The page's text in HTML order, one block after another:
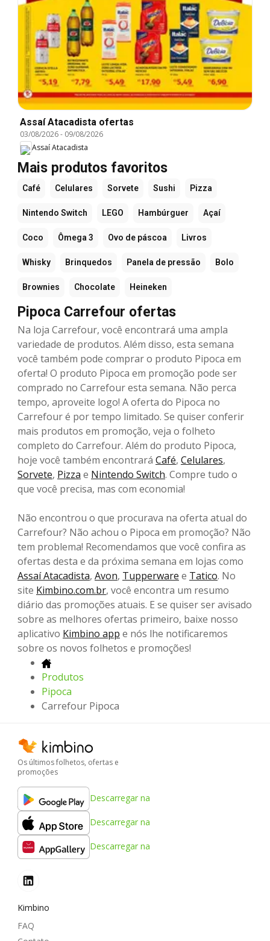
Assaí Atacadista ofertas
03/08/2026- 09/08/2026
Assaí Atacadista
Mais produtos favoritos
Café Celulares Sorvete Sushi Pizza
Nintendo Switch LEGO Hambúrguer Açaí
Coco Ômega 3 Ovo de páscoa Livros
Whisky Brinquedos Panela de pressão Bolo
Brownies Chocolate Heineken
Pipoca Carrefour ofertas
Na loja Carrefour, você encontrará uma ampla
variedade de produtos. Além disso, esta semana
você também pode comprar o produto Pipoca em
oferta! O produto Pipoca em promoção pode ser
comprado no Carrefour esta semana. Não perca
tempo, aproveite logo! A oferta do Pipoca no
Carrefour é por tempo limitado. Se quiser conferir
mais produtos em promoção, veja o folheto
completo do Carrefour. Além do produto Pipoca,
hoje você também encontrará Café, Celulares,
Sorvete, Pizza e Nintendo Switch. Compre tudo o
que você precisa, mas com economia!
Não encontrou o que procurava na oferta atual do
Carrefour? Não achou o Pipoca em promoção? Não
tem problema! Recomendamos que você confira as
ofertas desta e da próxima semana em lojas como
Assaí Atacadista, Avon, Tupperware e Tatico. No
site Kimbino.com.br, você encontra um resumo
diário das promoções atuais. E se quiser ser avisado
sobre as melhores ofertas primeiro, baixe nosso
aplicativo Kimbino app e nós lhe notificaremos
sobre os novos folhetos e promoções!
Produtos
Pipoca
Carrefour Pipoca
Os últimos folhetos, ofertas e
promoções
Descarregar na
Descarregar na
Descarregar na
Kimbino
FAQ